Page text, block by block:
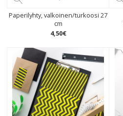
Paperilyhty, valkoinen/turkoosi 27
cm
4,50€